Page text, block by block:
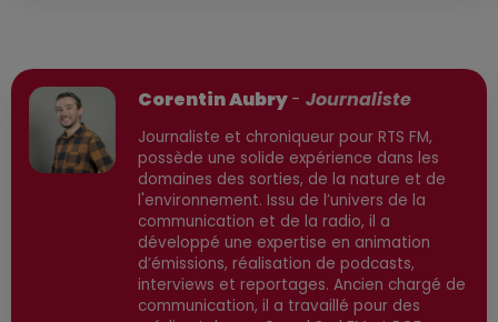
Corentin Aubry- Journaliste
Journaliste et chroniqueur pour RTS FM,
possède une solide expérience dans les
domaines des sorties, de la nature et de
l'environnement. Issu de l’univers de la
communication et de la radio, il a
développé une expertise en animation
d’émissions, réalisation de podcasts,
interviews et reportages. Ancien chargé de
communication, il a travaillé pour des